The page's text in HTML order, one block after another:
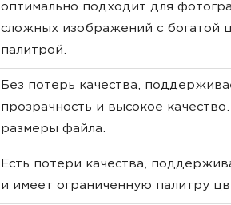
оптимально подходит для
сложных изображений с богатой
палитрой.
Без потерь качества,
прозрачность и высокое
размеры файла.
Есть потери качества,
и имеет ограниченную палитру